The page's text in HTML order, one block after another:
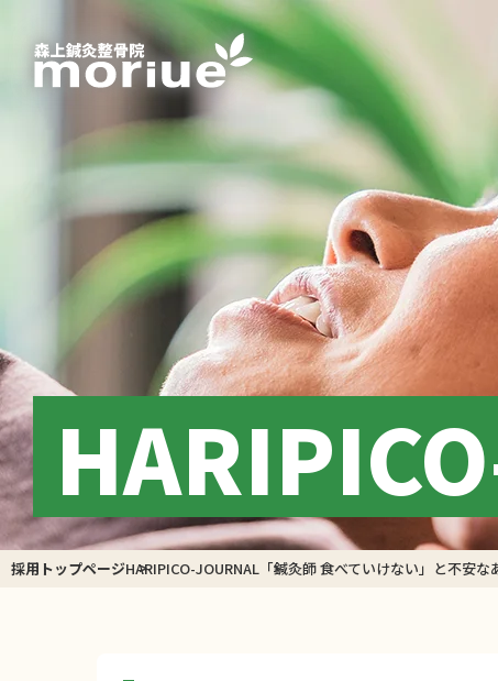
採用トップページHARIPICO-JOURNAL 「鍼灸師 食べていけない」と不安